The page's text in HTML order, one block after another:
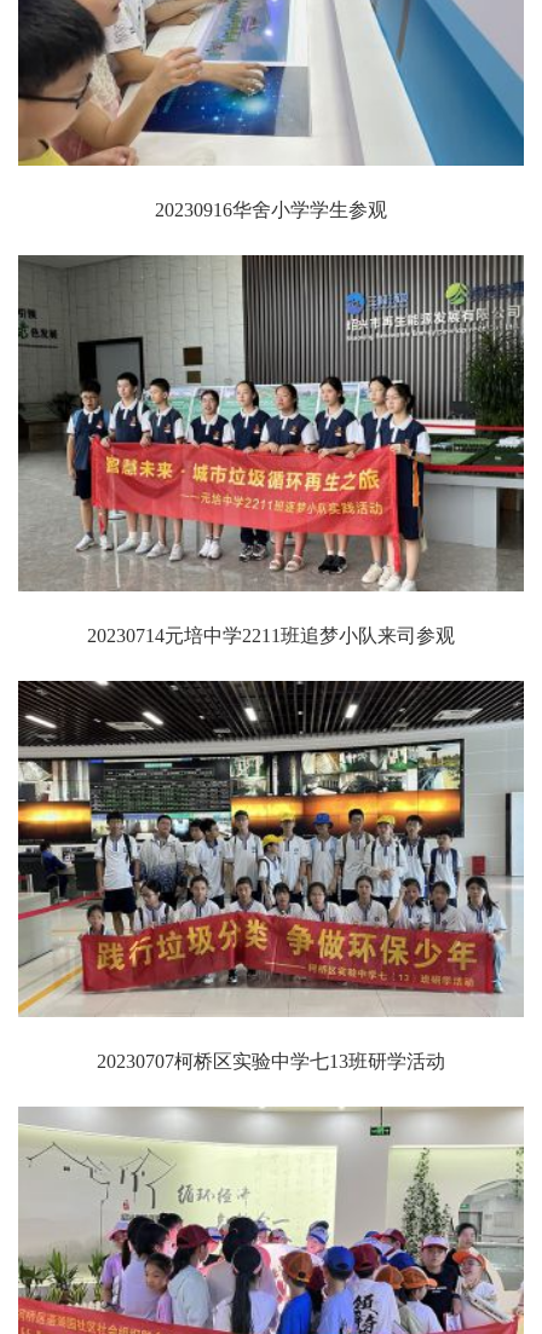
20230916华舍小学学生参观
20230714元培中学2211班追梦小队来司参观
20230707柯桥区实验中学七13班研学活动